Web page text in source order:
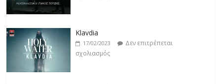
Klavdia
17/02/2023
Δεν επιτρέπεται
σχολιασμός